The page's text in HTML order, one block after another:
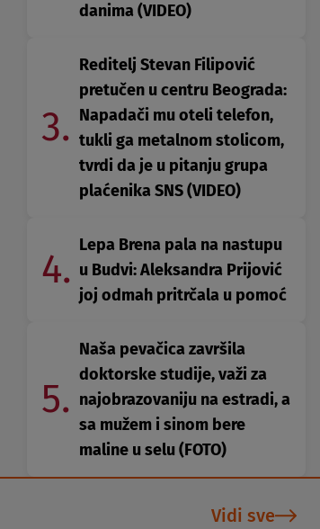
danima (VIDEO)
3.
Reditelj Stevan Filipović
pretučen u centru Beograda:
Napadači mu oteli telefon,
tukli ga metalnom stolicom,
tvrdi da je u pitanju grupa
plaćenika SNS (VIDEO)
4.
Lepa Brena pala na nastupu
u Budvi: Aleksandra Prijović
joj odmah pritrčala u pomoć
5.
Naša pevačica završila
doktorske studije, važi za
najobrazovaniju na estradi, a
sa mužem i sinom bere
maline u selu (FOTO)
Vidi sve